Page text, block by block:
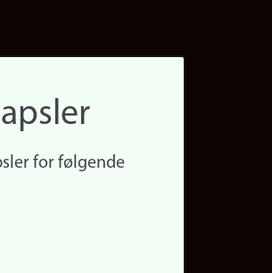
for følgende